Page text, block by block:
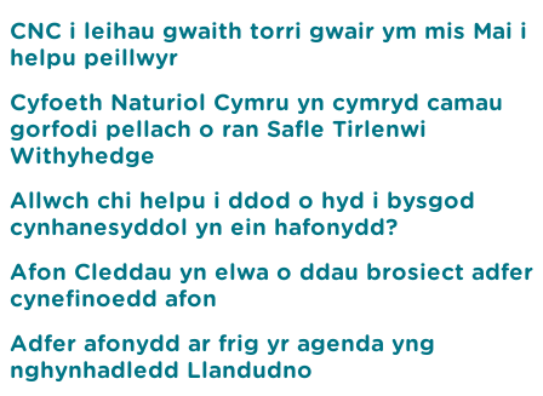
CNC i leihau gwaith torri gwair ym mis Mai i
helpu peillwyr
Cyfoeth Naturiol Cymru yn cymryd camau
gorfodi pellach o ran Safle Tirlenwi
Withyhedge
Allwch chi helpu i ddod o hyd i bysgod
cynhanesyddol yn ein hafonydd?
Afon Cleddau yn elwa o ddau brosiect adfer
cynefinoedd afon
Adfer afonydd ar frig yr agenda yng
nghynhadledd Llandudno